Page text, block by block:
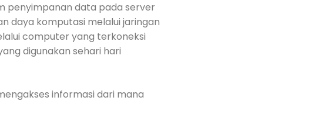
penyimpanan data pada server
daya komputasi melalui jaringan
computer yang terkoneksi
digunakan sehari hari
informasi dari mana